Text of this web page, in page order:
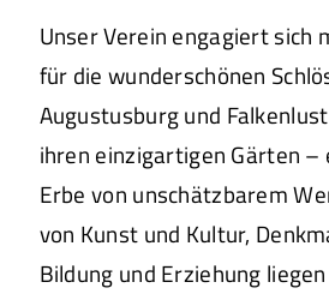
Unser Verein engagiert sich
für die wunderschönen
Augustusburg und
ihren einzigartigen Gärten –
Erbe von unschätzbarem
von Kunst und Kultur,
Bildung und Erziehung